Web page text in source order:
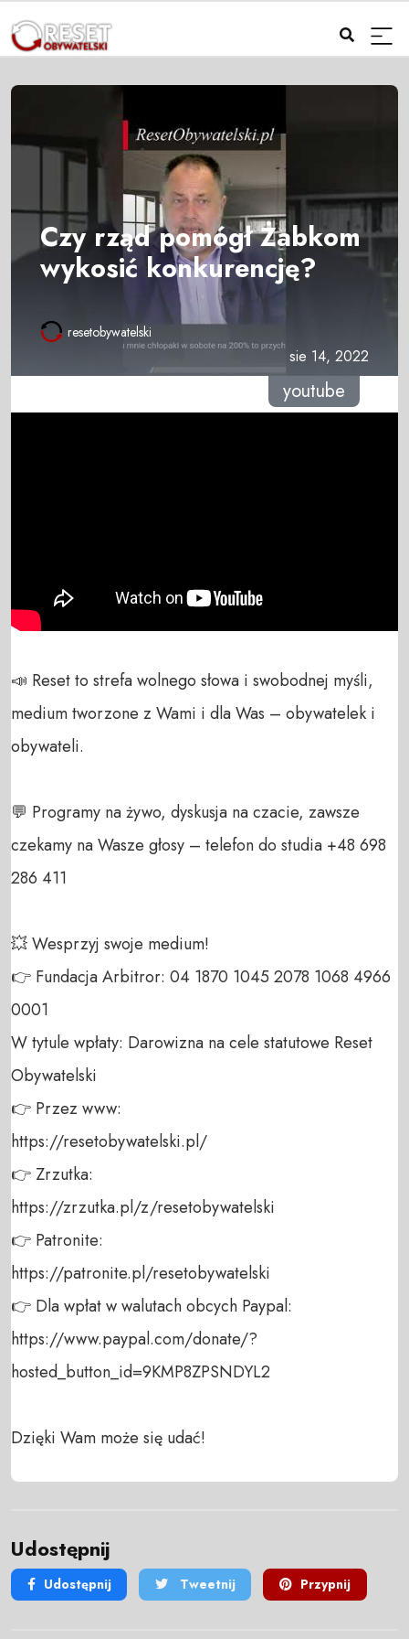
Czy rząd pomógł Żabkom
wykosić konkurencję?
resetobywatelski
sie 14, 2022
youtube
📣 Reset to strefa wolnego słowa i swobodnej myśli,
medium tworzone z Wami i dla Was – obywatelek i
obywateli.
💬 Programy na żywo, dyskusja na czacie, zawsze
czekamy na Wasze głosy – telefon do studia +48 698
286 411
💥 Wesprzyj swoje medium!
👉 Fundacja Arbitror: 04 1870 1045 2078 1068 4966
0001
W tytule wpłaty: Darowizna na cele statutowe Reset
Obywatelski
👉 Przez www:
https://resetobywatelski.pl/
👉 Zrzutka:
https://zrzutka.pl/z/resetobywatelski
👉 Patronite:
https://patronite.pl/resetobywatelski
👉 Dla wpłat w walutach obcych Paypal:
https://www.paypal.com/donate/?
hosted_button_id=9KMP8ZPSNDYL2
Dzięki Wam może się udać!
Udostępnij
Udostępnij Tweetnij Przypnij